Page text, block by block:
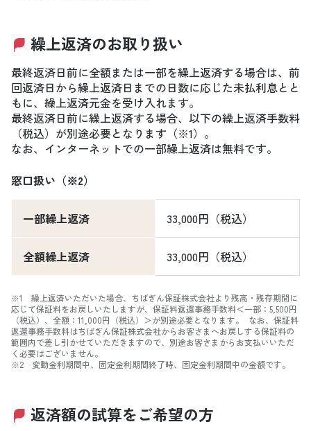
繰上返済のお取り扱い
最終返済日前に全額または一部を繰上返済する場合は、前
回返済日から繰上返済日までの日数に応じた未払利息とと
もに、繰上返済元金を受け入れます。
最終返済日前に繰上返済する場合、以下の繰上返済手数料
（税込）が別途必要となります（※1）。
なお、インターネットでの一部繰上返済は無料です。
窓口扱い（※2）
一部繰上返済 33,000円（税込）
全額繰上返済 33,000円（税込）
※1 繰上返済いただいた場合、ちばぎん保証株式会社より残高・残存期間に
応じて保証料をお戻しいたしますが、保証料返還事務手数料＜一部：5,500円
（税込）、全額：11,000円（税込）＞が別途必要となります。 なお、保証料
返還事務手数料はちばぎん保証株式会社からお客さまへお戻しする保証料の
範囲内で差し引かせていただきますので、別途お客さまからお支払いいただ
く必要はございません。
※2 変動金利期間中、固定金利期間終了時、固定金利期間中の金額です。
返済額の試算をご希望の方